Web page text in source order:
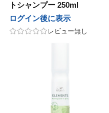
トシャンプー 250ml
ログイン後に表示
レビュー無し